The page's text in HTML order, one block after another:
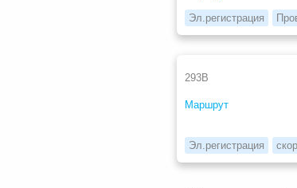
Эл.регистрация
293В
Маршрут
Эл.регистрация